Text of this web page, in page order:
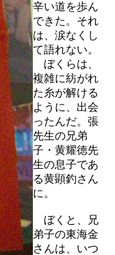
辛い道を歩ん
できた。それ
は、涙なくし
て語れない。
ぼくらは、
複雑に紡がれ
た糸が解ける
ように、出会
ったんだ。張
先生の兄弟
子・黄耀徳先
生の息子であ
る黄顕釣さん
に。
ぼくと、兄
弟子の東海金
さんは、いつ